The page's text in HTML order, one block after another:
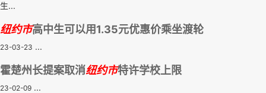
生...
纽约市高中生可以用1.35元优惠价乘坐渡轮
23-03-23 ...
霍楚州长提案取消纽约市特许学校上限
23-02-09 ...